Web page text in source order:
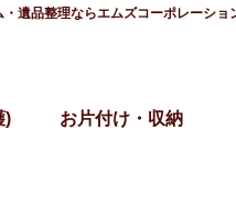
遺品整理ならエムズコーポレーショ
) お片付け・収納